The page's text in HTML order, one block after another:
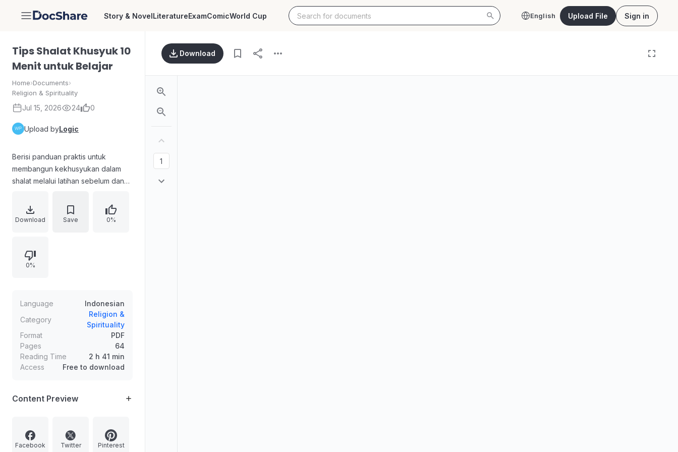
DocShare Story & NovelLiteratureExamComicWorld Cup English Upload File Sign in
Tips Shalat Khusyuk 10
Menit untuk Belajar
Home›Documents›
Religion & Spirituality
Jul 15, 2026 24 0
Upload byLogic
Berisi panduan praktis untuk
membangun kekhusyukan dalam
shalat melalui latihan sebelum dan
mempersiapkan diri, bersikap
tenang, mengingat kematian,
munajat di hadapan Allah, memakai
sutrah, memperhatikan fokus
meningkat.
Download Save 0%
0%
Language
Indonesian
Category
Religion &
Spirituality
Format
PDF
Pages
64
Reading Time
2 h 41 min
Access
Free to download
Content Preview
Facebook Twitter Pinterest
Download